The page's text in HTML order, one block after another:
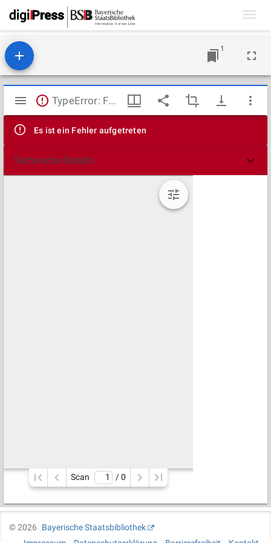
1
Mirador
Viewer
TypeError: Failed to fetch
Es ist ein Fehler aufgetreten
Technische Details
Scan / 0
©2026
Bayerische Staatsbibliothek